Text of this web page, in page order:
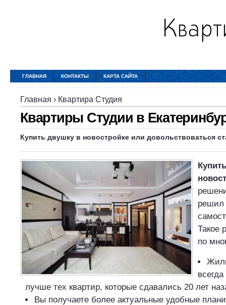
ГЛАВНАЯ КОНТАКТЫ КАРТА САЙТА
Главная › Квартира Студия
Квартиры Студии в
Купить двушку в новостройке или довольствоваться
решил
Такое
по
лучше тех квартир, которые сдавались 20 лет
Вы получаете более актуальные удобные